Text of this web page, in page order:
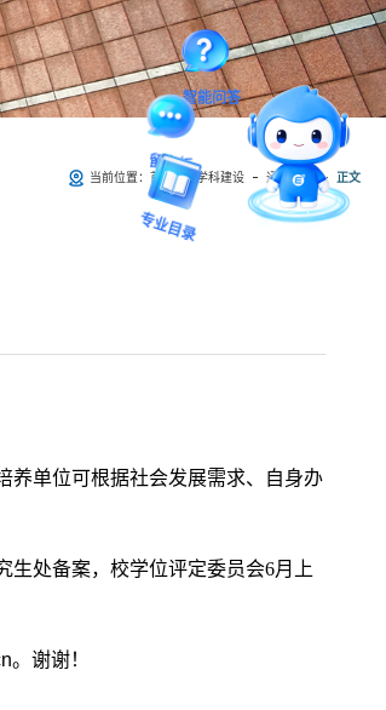
当前位置：首页 学科建设 通知公告 正文
养单位可根据社会发展需求、自身办
生处备案，校学位评定委员会6月上
。谢谢！
智能问答
留言板